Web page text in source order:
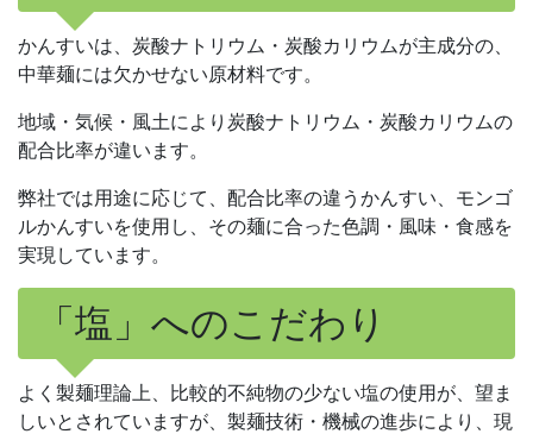
かんすいは、炭酸ナトリウム・炭酸カリウムが主成分の、
中華麺には欠かせない原材料です。
地域・気候・風土により炭酸ナトリウム・炭酸カリウムの
配合比率が違います。
弊社では用途に応じて、配合比率の違うかんすい、モンゴ
ルかんすいを使用し、その麺に合った色調・風味・食感を
実現しています。
「塩」へのこだわり
よく製麺理論上、比較的不純物の少ない塩の使用が、望ま
しいとされていますが、製麺技術・機械の進歩により、現